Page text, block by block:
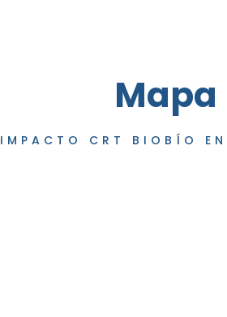
Mapa
IMPACTO CRT BIOBÍO